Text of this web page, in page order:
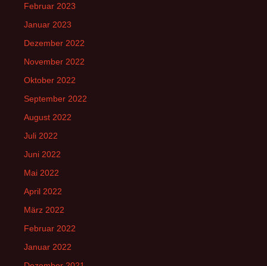
Februar 2023
Januar 2023
Dezember 2022
November 2022
Oktober 2022
September 2022
August 2022
Juli 2022
Juni 2022
Mai 2022
April 2022
März 2022
Februar 2022
Januar 2022